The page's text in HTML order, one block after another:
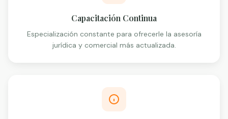
Capacitación Continua
Especialización constante para ofrecerle la asesoría
jurídica y comercial más actualizada.